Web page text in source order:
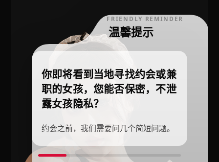
FRIENDLY REMINDER
温馨提示
你即将看到当地寻找约会或兼
职的女孩，您能否保密，不泄
露女孩隐私？
约会之前，我们需要问几个简短问题。